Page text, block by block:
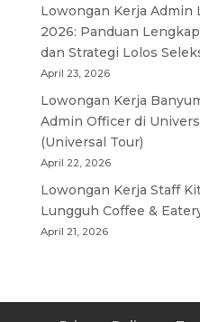
Lowongan Kerja Admin
2026: Panduan
dan Strategi Lolos
April 23, 2026
Lowongan Kerja
Admin Officer di
(Universal Tour)
April 22, 2026
Lowongan Kerja Staff
Lungguh Coffee &
April 21, 2026